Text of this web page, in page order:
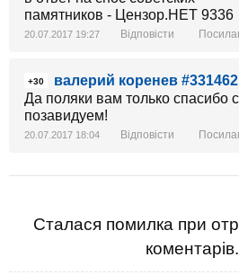
20.07.2017 19:27 Відповісти
+30
валерий коренев #331462
Да поляки вам только спасибо
позавидуем!
20.07.2017 18:04 Відповісти
Сталася помилка при
коментарів.